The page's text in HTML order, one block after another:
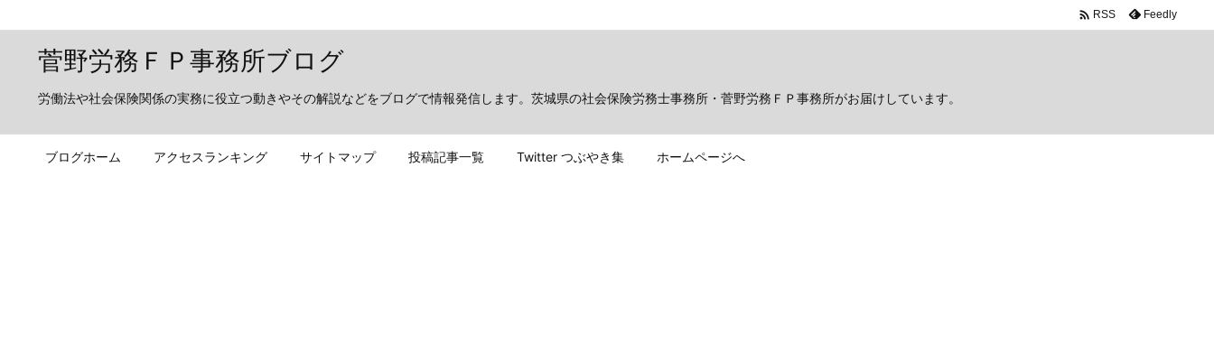
菅野労務ＦＰ事務所ブログ
労働法や社会保険関係の実務に役立つ動きやその解説などをブログで情報発信します。茨城県の社会保険労務士事務所・菅野労務ＦＰ事務所がお届けしています。
ブログホーム アクセスランキング サイトマップ 投稿記事一覧 Twitter つぶやき集 ホームページへ
 RSS Feedly